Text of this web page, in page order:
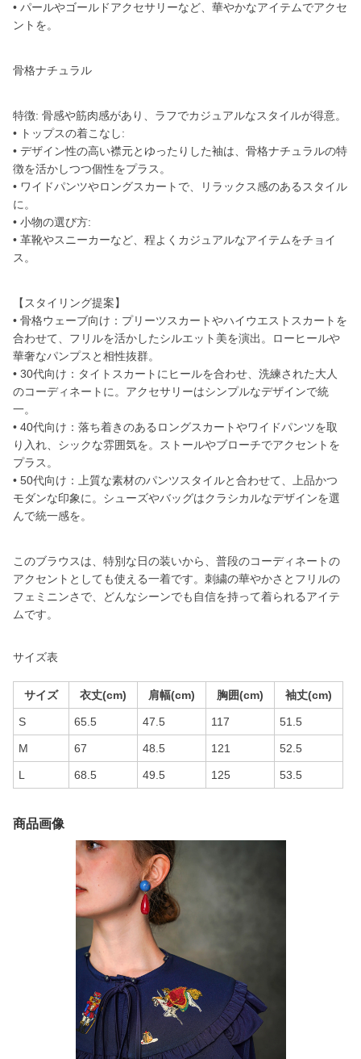
• パールやゴールドアクセサリーなど、華やかなアイテムでアクセ
ントを。
骨格ナチュラル
特徴: 骨感や筋肉感があり、ラフでカジュアルなスタイルが得意。
• トップスの着こなし:
• デザイン性の高い襟元とゆったりした袖は、骨格ナチュラルの特
徴を活かしつつ個性をプラス。
• ワイドパンツやロングスカートで、リラックス感のあるスタイル
に。
• 小物の選び方:
• 革靴やスニーカーなど、程よくカジュアルなアイテムをチョイ
ス。
【スタイリング提案】
• 骨格ウェーブ向け：プリーツスカートやハイウエストスカートを
合わせて、フリルを活かしたシルエット美を演出。ローヒールや
華奢なパンプスと相性抜群。
• 30代向け：タイトスカートにヒールを合わせ、洗練された大人
のコーディネートに。アクセサリーはシンプルなデザインで統
一。
• 40代向け：落ち着きのあるロングスカートやワイドパンツを取
り入れ、シックな雰囲気を。ストールやブローチでアクセントを
プラス。
• 50代向け：上質な素材のパンツスタイルと合わせて、上品かつ
モダンな印象に。シューズやバッグはクラシカルなデザインを選
んで統一感を。
このブラウスは、特別な日の装いから、普段のコーディネートの
アクセントとしても使える一着です。刺繍の華やかさとフリルの
フェミニンさで、どんなシーンでも自信を持って着られるアイテ
ムです。
サイズ表
サイズ 衣丈(cm) 肩幅(cm) 胸囲(cm) 袖丈(cm)
S 65.5 47.5 117 51.5
M 67 48.5 121 52.5
L 68.5 49.5 125 53.5
商品画像